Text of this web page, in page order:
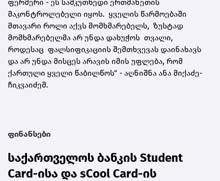
ფერმერი - ეს სამკუთხედი ერთმანეთის
მაკონტროლებელი იყოს. ყველის წარმოებაში
მთავარი როლი აქვს მომხმარებელს, ზუსტად
მომხმარებელმა არ უნდა დახუჭოს თვალი,
როდესაც ფალსიფიკაციის შემთხვევას დაინახავს
და არ უნდა მისცეს არავის იმის უფლება, რომ
ქართული ყველი წაბილწოს“ - აღნიშნა ანა მიქაძე-
ჩიკვაიძემ.
ფინანსები
საქართველოს ბანკის Student
Card-ისა და sCool Card-ის